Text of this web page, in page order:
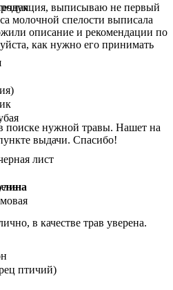
лист
птичий)
выписываю не первый
молочной спелости выписала
описание и рекомендации по
как нужно его принимать
поиске нужной травы. Нашет на
выдачи. Спасибо!
в качестве трав уверена.